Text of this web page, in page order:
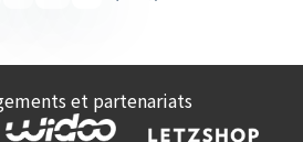
et partenariats